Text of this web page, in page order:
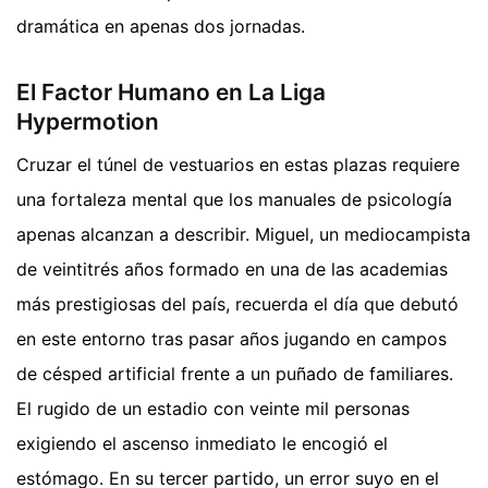
dramática en apenas dos jornadas.
El Factor Humano en La Liga
Hypermotion
Cruzar el túnel de vestuarios en estas plazas requiere
una fortaleza mental que los manuales de psicología
apenas alcanzan a describir. Miguel, un mediocampista
de veintitrés años formado en una de las academias
más prestigiosas del país, recuerda el día que debutó
en este entorno tras pasar años jugando en campos
de césped artificial frente a un puñado de familiares.
El rugido de un estadio con veinte mil personas
exigiendo el ascenso inmediato le encogió el
estómago. En su tercer partido, un error suyo en el